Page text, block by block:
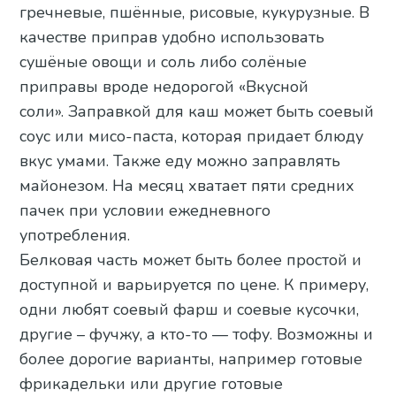
гречневые, пшённые, рисовые, кукурузные. В
качестве приправ удобно использовать
сушёные овощи и соль либо солёные
приправы вроде недорогой «Вкусной
соли». Заправкой для каш может быть соевый
соус или мисо-паста, которая придает блюду
вкус умами. Также еду можно заправлять
майонезом. На месяц хватает пяти средних
пачек при условии ежедневного
употребления.
Белковая часть может быть более простой и
доступной и варьируется по цене. К примеру,
одни любят соевый фарш и соевые кусочки,
другие – фучжу, а кто-то — тофу. Возможны и
более дорогие варианты, например готовые
фрикадельки или другие готовые